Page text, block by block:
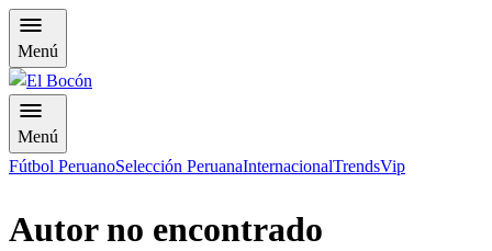
Menú
Menú
Fútbol PeruanoSelección PeruanaInternacionalTrendsVip
Autor no encontrado